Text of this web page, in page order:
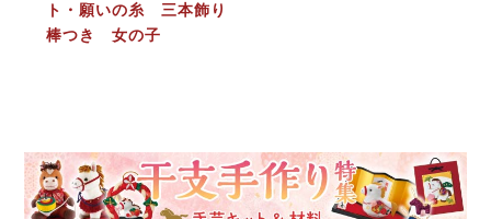
ト・願いの糸 三本飾り
棒つき 女の子